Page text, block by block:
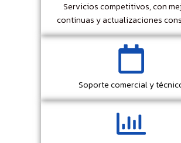
Servicios competitivos, con
continuas y actualizaciones
Soporte comercial y